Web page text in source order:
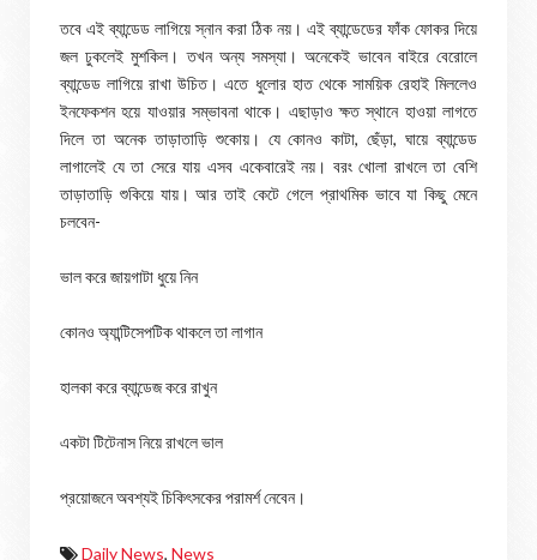
তবে এই ব্যান্ডেড লাগিয়ে স্নান করা ঠিক নয়। এই ব্যান্ডেডের ফাঁক ফোকর দিয়ে
জল ঢুকলেই মুশকিল। তখন অন্য সমস্যা। অনেকেই ভাবেন বাইরে বেরোলে
ব্যান্ডেড লাগিয়ে রাখা উচিত। এতে ধুলোর হাত থেকে সাময়িক রেহাই মিললেও
ইনফেকশন হয়ে যাওয়ার সম্ভাবনা থাকে। এছাড়াও ক্ষত স্থানে হাওয়া লাগতে
দিলে তা অনেক তাড়াতাড়ি শুকোয়। যে কোনও কাটা, ছেঁড়া, ঘায়ে ব্যান্ডেড
লাগালেই যে তা সেরে যায় এসব একেবারেই নয়। বরং খোলা রাখলে তা বেশি
তাড়াতাড়ি শুকিয়ে যায়। আর তাই কেটে গেলে প্রাথমিক ভাবে যা কিছু মেনে
চলবেন-
ভাল করে জায়গাটা ধুয়ে নিন
কোনও অ্যান্টিসেপটিক থাকলে তা লাগান
হালকা করে ব্যান্ডেজ করে রাখুন
একটা টিটেনাস নিয়ে রাখলে ভাল
প্রয়োজনে অবশ্যই চিকিৎসকের পরামর্শ নেবেন।
Daily News, News